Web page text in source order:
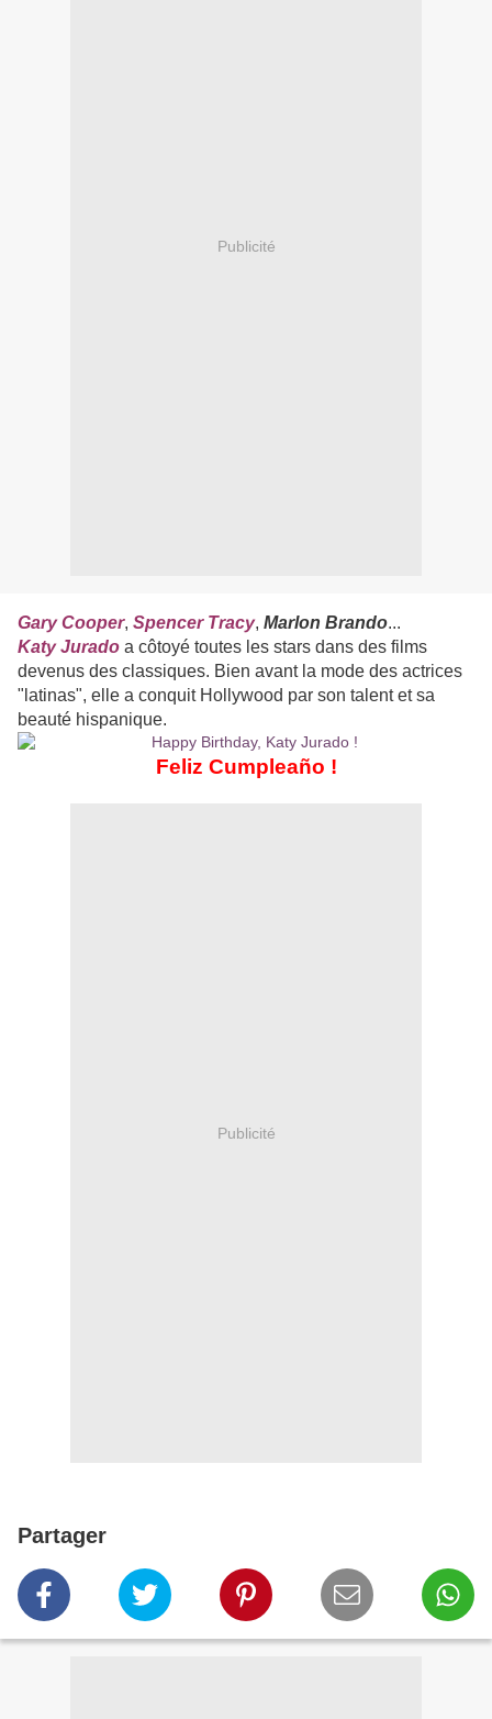
Publicité
Gary Cooper, Spencer Tracy, Marlon Brando...
Katy Jurado a côtoyé toutes les stars dans des films
devenus des classiques. Bien avant la mode des actrices
"latinas", elle a conquit Hollywood par son talent et sa
beauté hispanique.
Feliz Cumpleaño !
Publicité
Partager